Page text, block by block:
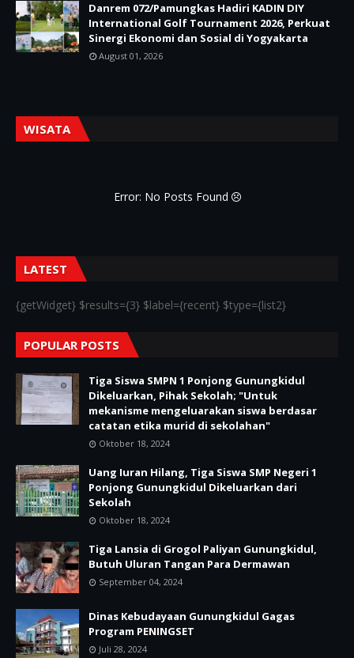
Danrem 072/Pamungkas Hadiri KADIN DIY
International Golf Tournament 2026, Perkuat
Sinergi Ekonomi dan Sosial di Yogyakarta
August 01, 2026
WISATA
Error: No Posts Found
LATEST
{getWidget} $results={3} $label={recent} $type={list2}
POPULAR POSTS
Tiga Siswa SMPN 1 Ponjong Gunungkidul
Dikeluarkan, Pihak Sekolah; "Untuk
mekanisme mengeluarakan siswa berdasar
catatan etika murid di sekolahan"
Oktober 18, 2024
Uang Iuran Hilang, Tiga Siswa SMP Negeri 1
Ponjong Gunungkidul Dikeluarkan dari
Sekolah
Oktober 18, 2024
Tiga Lansia di Grogol Paliyan Gunungkidul,
Butuh Uluran Tangan Para Dermawan
September 04, 2024
Dinas Kebudayaan Gunungkidul Gagas
Program PENINGSET
Juli 28, 2024